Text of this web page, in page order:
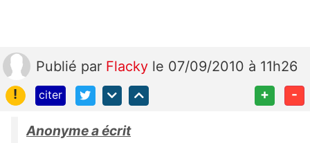
Publié par Flacky le 07/09/2010 à 11h26
!
citer + -
Anonyme a écrit